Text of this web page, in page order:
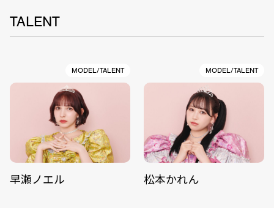
TALENT
MODEL/TALENT
早瀬ノエル
MODEL/TALENT
松本かれん